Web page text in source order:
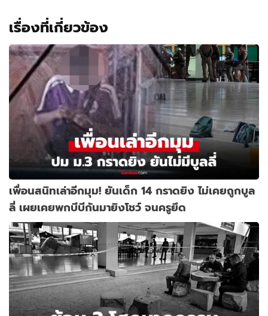
เรื่องที่เกี่ยวข้อง
เพื่อนสนิทเล่าอีกมุม! ยันเด็ก 14 กราดยิง ไม่เคยถูกบูล
ลี่ เผยเคยพกบีบีกันมายิงโชว์ จนครูยึด